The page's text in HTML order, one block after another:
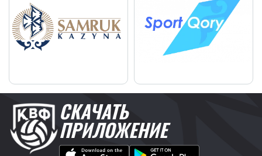
СКАЧАТЬ
ПРИЛОЖЕНИЕ